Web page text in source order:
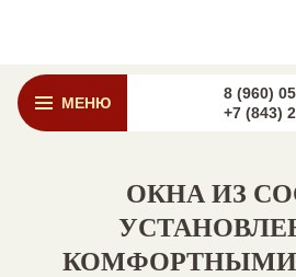
МЕНЮ
8 (960)
+7 (843)
ОКНА ИЗ